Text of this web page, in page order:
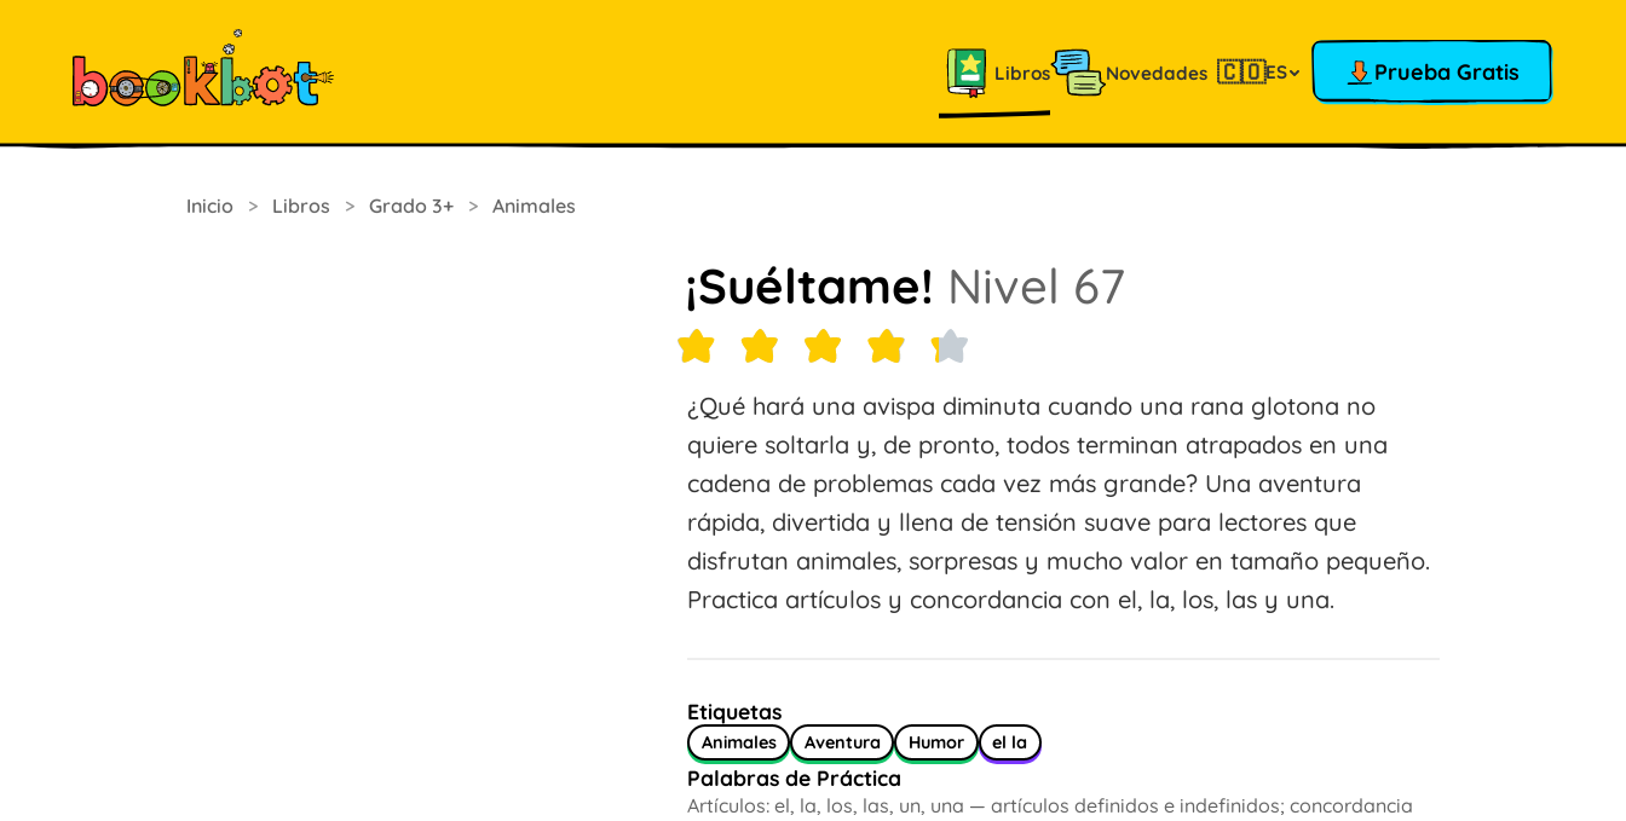
Libros Novedades 🇨🇴ES Prueba Gratis
Inicio > Libros > Grado 3+ > Animales
¡Suéltame! Nivel 67
¿Qué hará una avispa diminuta cuando una rana glotona no
quiere soltarla y, de pronto, todos terminan atrapados en una
cadena de problemas cada vez más grande? Una aventura
rápida, divertida y llena de tensión suave para lectores que
disfrutan animales, sorpresas y mucho valor en tamaño pequeño.
Practica artículos y concordancia con el, la, los, las y una.
Etiquetas
Animales Aventura Humor el la
Palabras de Práctica
Artículos: el, la, los, las, un, una — artículos definidos e indefinidos; concordancia